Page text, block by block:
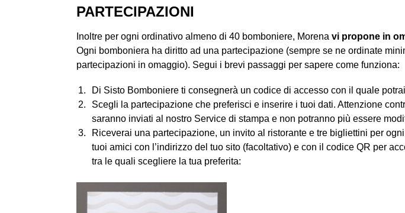
PARTECIPAZIONI
Inoltre per ogni ordinativo almeno di 40 bomboniere, Morena vi propone in
Ogni bomboniera ha diritto ad una partecipazione (sempre se ne ordinate
partecipazioni in omaggio). Segui i brevi passaggi per sapere come funziona:
Di Sisto Bomboniere ti consegnerà un codice di accesso con il quale
Scegli la partecipazione che preferisci e inserire i tuoi dati. Attenzione
saranno inviati al nostro Service di stampa e non potranno più essere
Riceverai una partecipazione, un invito al ristorante e tre bigliettini per
tuoi amici con l’indirizzo del tuo sito (facoltativo) e con il codice QR per
tra le quali scegliere la tua preferita: